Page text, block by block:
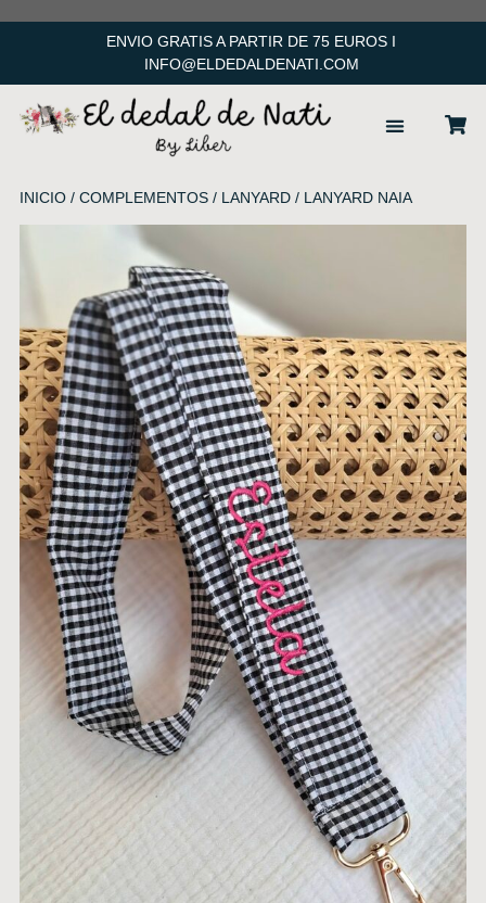
ENVIO GRATIS A PARTIR DE 75 EUROS I
INFO@ELDEDALDENATI.COM
INICIO/ COMPLEMENTOS/ LANYARD/ LANYARD NAIA